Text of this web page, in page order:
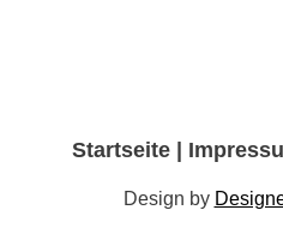
Startseite|
Design by